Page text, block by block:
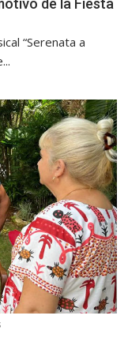
“Serenata a